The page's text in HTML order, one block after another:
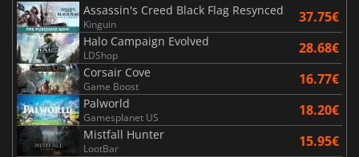
Assassin's Creed Black Flag Resynced
Kinguin 37.75€
Halo Campaign Evolved
LDShop 28.68€
Corsair Cove
Game Boost 16.77€
Palworld
Gamesplanet US 18.20€
Mistfall Hunter
LootBar 15.95€